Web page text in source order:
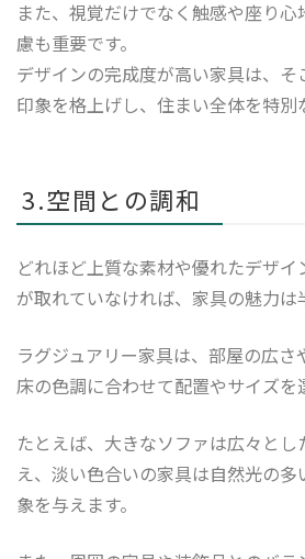
また、視覚だけでなく触感や座り
慮も重要です。
デザインの完成度が高い家具は、
印象を格上げし、住まい全体を特別
3.空間との調和
どれほど上質な素材や優れたデザ
が取れていなければ、家具の魅力は
ラグジュアリー家具は、部屋の広さ
床の色調に合わせて配置やサイズを
たとえば、大きなソファは広々と
え、淡い色合いの家具は自然光の
象を与えます。